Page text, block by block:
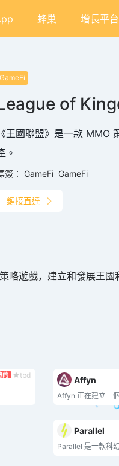
蜂巢 增長平台
GameFi
of
《王國聯盟》是一款 MMO
。
簽： GameFi GameFi
鏈接直達
略遊戲，建立和發展王
的 tbd Affyn
Parallel